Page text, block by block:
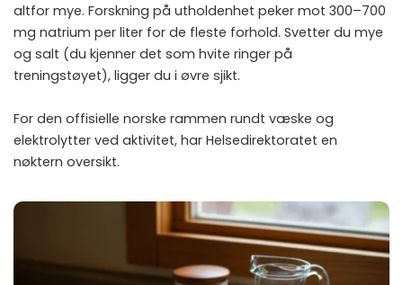
altfor mye. Forskning på utholdenhet peker mot 300–700
mg natrium per liter for de fleste forhold. Svetter du mye
og salt (du kjenner det som hvite ringer på
treningstøyet), ligger du i øvre sjikt.
For den offisielle norske rammen rundt væske og
elektrolytter ved aktivitet, har Helsedirektoratet en
nøktern oversikt.